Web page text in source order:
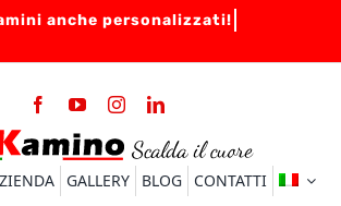
GALLERY BLOG CONTATTI